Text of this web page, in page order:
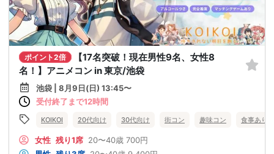
ポイント2倍
【17名突破！現在男性9名、女性8
名！】アニメコン in 東京/池袋
池袋 | 8月9日(日) 13:45〜
受付終了まで12時間
KOIKOI 20代向け 30代向け 街コン 趣味コン 食事あり
女性 残り1席 20〜40歳 700円